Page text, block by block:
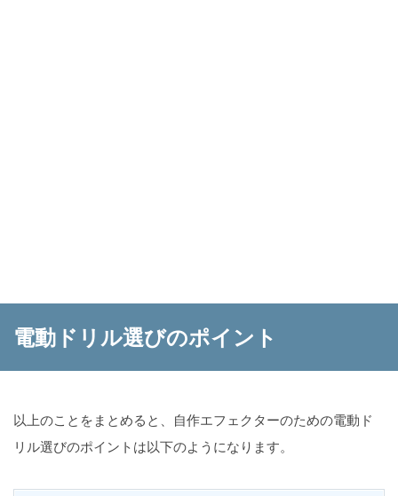
電動ドリル選びのポイント
以上のことをまとめると、自作エフェクターのための電動ド
リル選びのポイントは以下のようになります。